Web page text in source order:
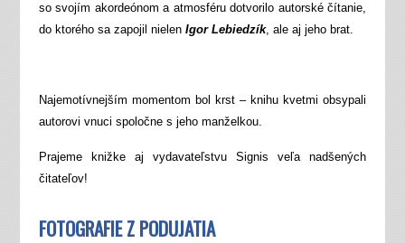
so svojím akordeónom a atmosféru dotvorilo autorské čítanie,
do ktorého sa zapojil nielenIgor Lebiedzík, ale aj jeho brat.
Najemotívnejším momentom bol krst – knihu kvetmi obsypali
autorovi vnuci spoločne s jeho manželkou.
Prajeme knižke aj vydavateľstvu Signis veľa nadšených
čitateľov!
FOTOGRAFIE Z PODUJATIA